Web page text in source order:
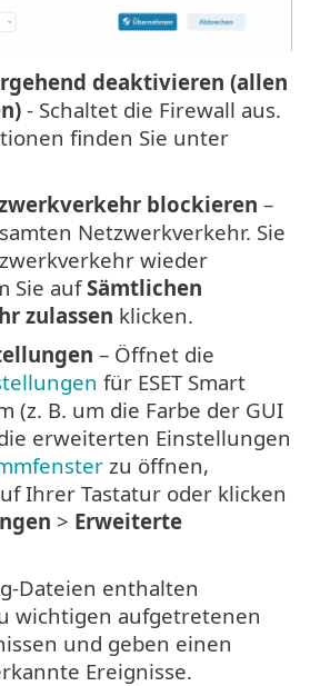
deaktivieren (allen
- Schaltet die Firewall aus.
finden Sie unter
blockieren –
Netzwerkverkehr. Sie
wieder
Sie aufSämtlichen
zulassen klicken.
– Öffnet die
für ESET Smart
(z. B. um die Farbe der GUI
erweiterten Einstellungen
zu öffnen,
Ihrer Tastatur oder klicken
> Erweiterte
Dateien enthalten
wichtigen aufgetretenen
und geben einen
Ereignisse.